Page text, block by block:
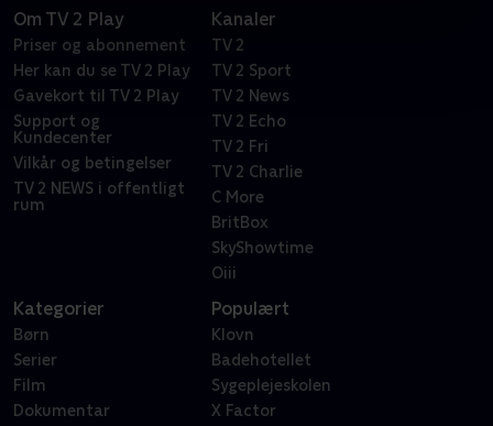
Om TV 2 Play
Priser og abonnement
Her kan du se TV 2 Play
Gavekort til TV 2 Play
Support og
Kundecenter
Vilkår og betingelser
TV 2 NEWS i offentligt
rum
Kanaler
TV 2
TV 2 Sport
TV 2 News
TV 2 Echo
TV 2 Fri
TV 2 Charlie
C More
BritBox
SkyShowtime
Oiii
Kategorier
Børn
Serier
Film
Dokumentar
Populært
Klovn
Badehotellet
Sygeplejeskolen
X Factor